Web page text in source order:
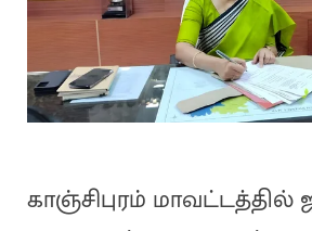
காஞ்சிபுரம் மாவட்டத்தில்